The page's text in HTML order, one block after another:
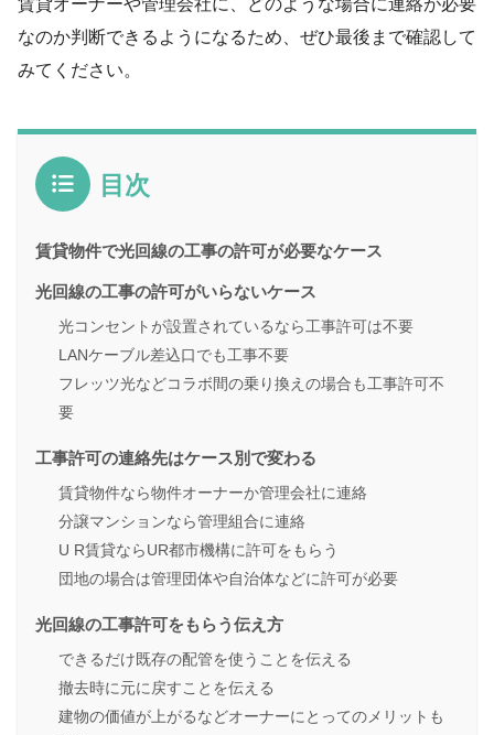
賃貸オーナーや管理会社に、どのような場合に連絡が必要
なのか判断できるようになるため、ぜひ最後まで確認して
みてください。
目次
賃貸物件で光回線の工事の許可が必要なケース
光回線の工事の許可がいらないケース
光コンセントが設置されているなら工事許可は不要
LANケーブル差込口でも工事不要
フレッツ光などコラボ間の乗り換えの場合も工事許可不
要
工事許可の連絡先はケース別で変わる
賃貸物件なら物件オーナーか管理会社に連絡
分譲マンションなら管理組合に連絡
U R賃貸ならUR都市機構に許可をもらう
団地の場合は管理団体や自治体などに許可が必要
光回線の工事許可をもらう伝え方
できるだけ既存の配管を使うことを伝える
撤去時に元に戻すことを伝える
建物の価値が上がるなどオーナーにとってのメリットも